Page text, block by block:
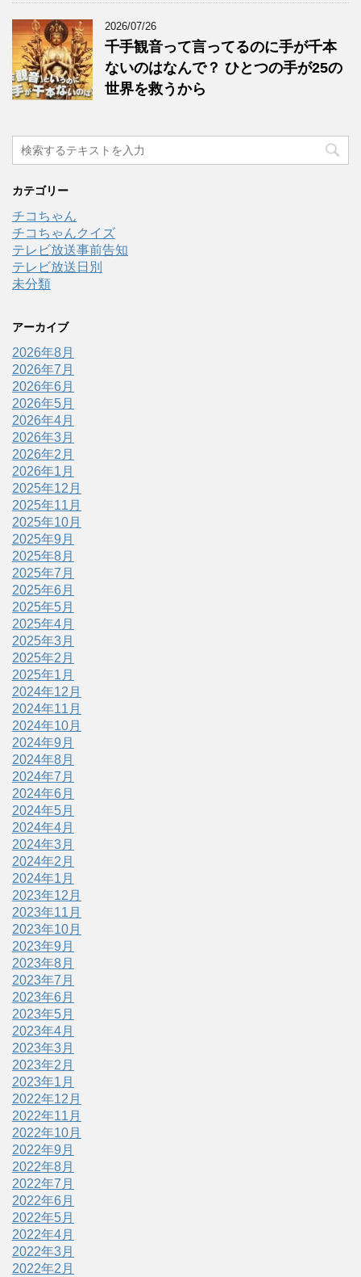
2026/07/26
千手観音って言ってるのに手が千本
ないのはなんで？ ひとつの手が25の
世界を救うから
カテゴリー
チコちゃん
チコちゃんクイズ
テレビ放送事前告知
テレビ放送日別
未分類
アーカイブ
2026年8月
2026年7月
2026年6月
2026年5月
2026年4月
2026年3月
2026年2月
2026年1月
2025年12月
2025年11月
2025年10月
2025年9月
2025年8月
2025年7月
2025年6月
2025年5月
2025年4月
2025年3月
2025年2月
2025年1月
2024年12月
2024年11月
2024年10月
2024年9月
2024年8月
2024年7月
2024年6月
2024年5月
2024年4月
2024年3月
2024年2月
2024年1月
2023年12月
2023年11月
2023年10月
2023年9月
2023年8月
2023年7月
2023年6月
2023年5月
2023年4月
2023年3月
2023年2月
2023年1月
2022年12月
2022年11月
2022年10月
2022年9月
2022年8月
2022年7月
2022年6月
2022年5月
2022年4月
2022年3月
2022年2月